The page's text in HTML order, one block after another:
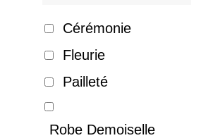
Cérémonie
Fleurie
Pailleté
Robe Demoiselle